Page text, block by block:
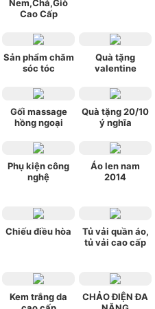
Nem,Chả,Giò
Cao Cấp
Sản phẩm chăm
sóc tóc
Quà tặng
valentine
Gối massage
hồng ngoại
Quà tặng 20/10
ý nghĩa
Phụ kiện công
nghệ
Áo len nam
2014
Chiếu điều hòa
Tủ vải quần áo,
tủ vải cao cấp
Kem trắng da
CHẢO ĐIỆN ĐA